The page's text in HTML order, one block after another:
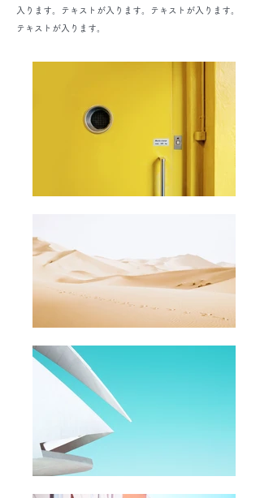
入ります。テキストが入ります。テキストが入ります。
テキストが入ります。